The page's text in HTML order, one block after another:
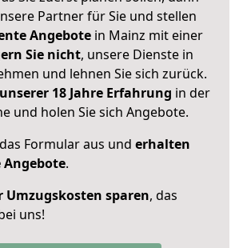
Partner für Sie und stellen
Angebote in Mainz mit einer
Sie nicht, unsere Dienste in
und lehnen Sie sich zurück.
18 Jahre Erfahrung in der
und holen Sie sich Angebote.
Formular aus und erhalten
Angebote.
Umzugskosten sparen, das
uns!